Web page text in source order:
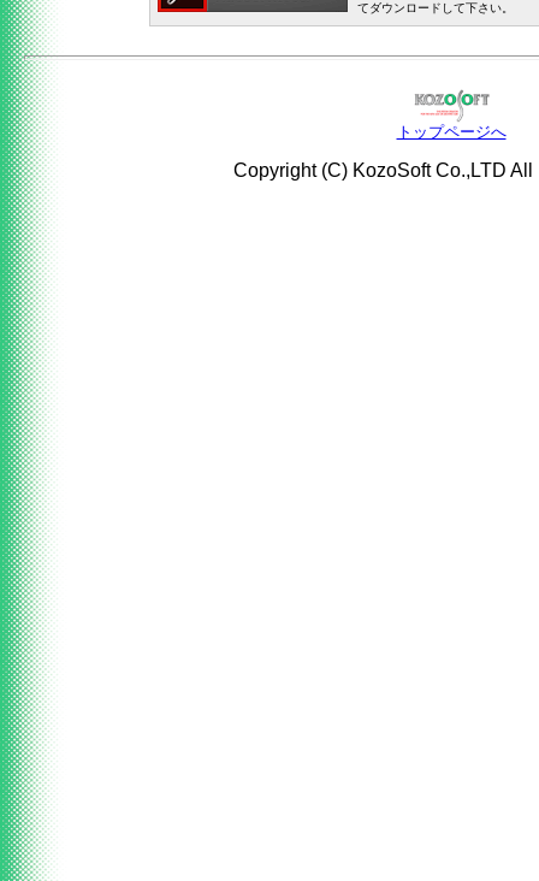
てダウンロードして下さい。
トップページへ
Copyright (C) KozoSoft Co.,LTD All